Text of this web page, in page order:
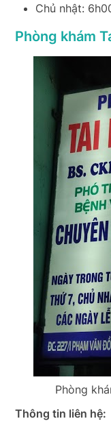
Chủ nhật:
Phòng khám
Phòng
Thông tin liên hệ: